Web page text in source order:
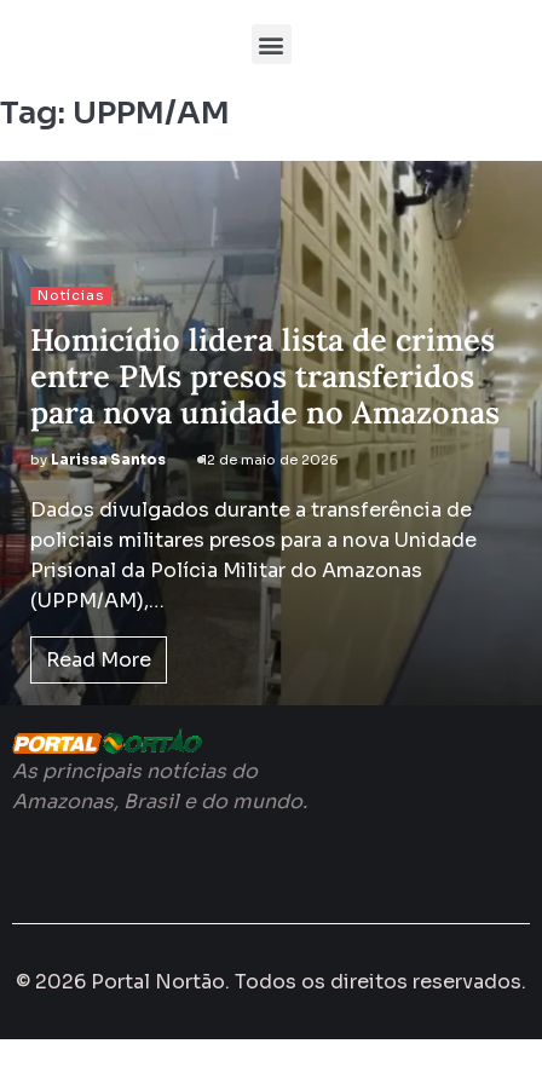
Tag: UPPM/AM
Notícias
Homicídio lidera lista de crimes
entre PMs presos transferidos
para nova unidade no Amazonas
byLarissa Santos 12 de maio de 2026
Dados divulgados durante a transferência de
policiais militares presos para a nova Unidade
Prisional da Polícia Militar do Amazonas
(UPPM/AM),…
Read More
As principais notícias do
Amazonas, Brasil e do mundo.
© 2026 Portal Nortão. Todos os direitos reservados.